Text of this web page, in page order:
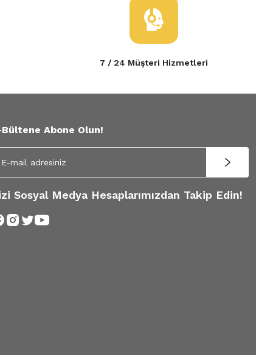
7 / 24 Müşteri Hizmetleri
Bültene Abone Olun!
Sosyal Medya Hesaplarımızdan Takip Edin!